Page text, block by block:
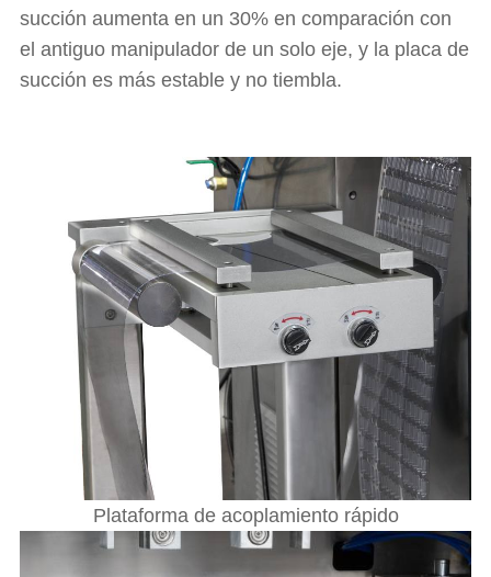
succión aumenta en un 30% en comparación con
el antiguo manipulador de un solo eje, y la placa de
succión es más estable y no tiembla.
Plataforma de acoplamiento rápido